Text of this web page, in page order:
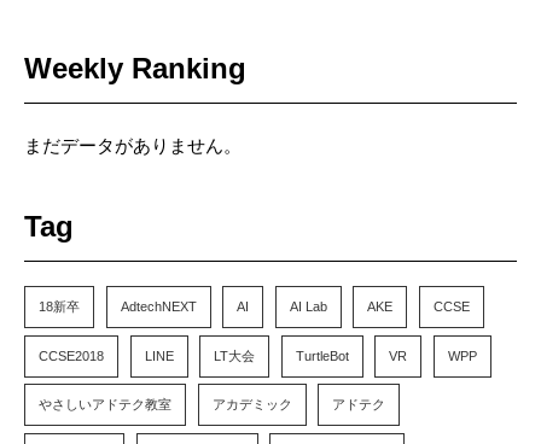
Weekly Ranking
まだデータがありません。
Tag
18新卒 AdtechNEXT AI AI Lab AKE CCSE
CCSE2018 LINE LT大会 TurtleBot VR WPP
やさしいアドテク教室 アカデミック アドテク